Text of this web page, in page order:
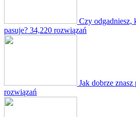
Czy odgadniesz,
pasuje? 34,220 rozwiązań
Jak dobrze
rozwiązań